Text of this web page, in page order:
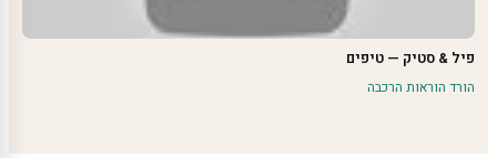
פיל & סטיק — טיפים
הורד הוראות הרכבה